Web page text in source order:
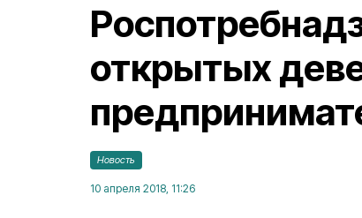
открытых
Новость
10 апреля 2018, 11:26